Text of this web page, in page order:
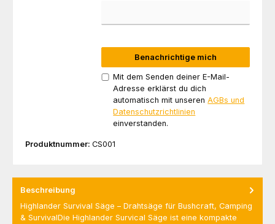
Benachrichtige mich
Mit dem Senden deiner E-Mail-
Adresse erklärst du dich
automatisch mit unserenAGBs und
Datenschutzrichtlinien
einverstanden.
Produktnummer: CS001
Beschreibung
Highlander Survival Säge – Drahtsäge für Bushcraft, Camping
& SurvivalDie Highlander Survical Säge ist eine kompakte